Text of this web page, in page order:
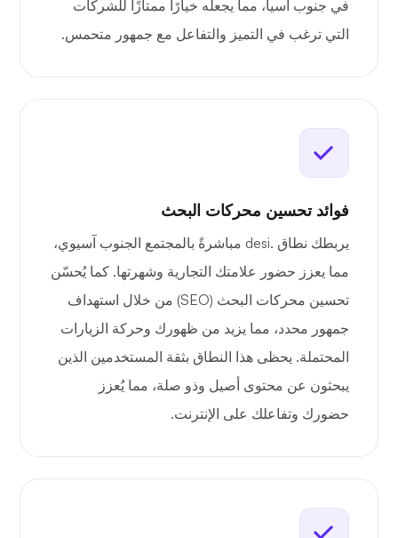
في جنوب آسيا، مما يجعله خيارًا ممتازًا للشركات
التي ترغب في التميز والتفاعل مع جمهور متحمس.
فوائد تحسين محركات البحث
يربطك نطاق .desi مباشرةً بالمجتمع الجنوب آسيوي،
مما يعزز حضور علامتك التجارية وشهرتها. كما يُحسّن
تحسين محركات البحث (SEO) من خلال استهداف
جمهور محدد، مما يزيد من ظهورك وحركة الزيارات
المحتملة. يحظى هذا النطاق بثقة المستخدمين الذين
يبحثون عن محتوى أصيل وذو صلة، مما يُعزز
حضورك وتفاعلك على الإنترنت.